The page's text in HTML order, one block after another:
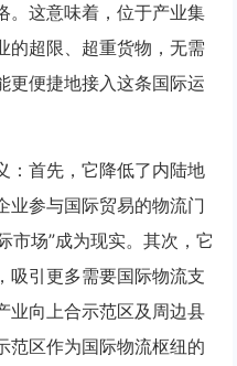
。这意味着，位于产业集
的超限、超重货物，无需
更便捷地接入这条国际运
：首先，它降低了内陆地
业参与国际贸易的物流门
市场”成为现实。其次，它
吸引更多需要国际物流支
业向上合示范区及周边县
范区作为国际物流枢纽的